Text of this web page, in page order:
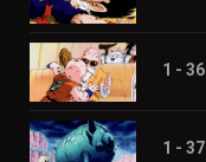
1 - 36
1 - 37